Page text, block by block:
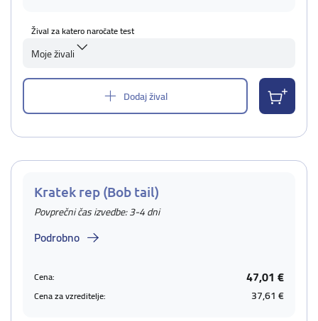
Žival za katero naročate test
Moje živali
Dodaj žival
Kratek rep (Bob tail)
Povprečni čas izvedbe: 3-4 dni
Podrobno
Cena: 47,01 €
Cena za vzreditelje: 37,61 €